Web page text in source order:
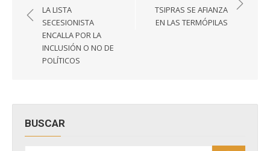
de
entradas
LA LISTA
SECESIONISTA
ENCALLA POR LA
INCLUSIÓN O NO DE
POLÍTICOS
TSIPRAS SE AFIANZA
EN LAS TERMÓPILAS
BUSCAR